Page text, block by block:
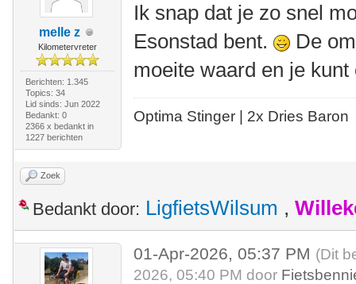
melle z
Kilometervreter
Berichten: 1.345
Topics: 34
Lid sinds: Jun 2022
Bedankt: 0
2366 x bedankt in
1227 berichten
Ik snap dat je zo snel
Esonstad bent.
De
moeite waard en je
Optima Stinger | 2x Dries Baron
Zoek
Bedankt door: LigfietsWilsum ,
01-Apr-2026, 05:37 PM (Dit
2026, 05:40 PM door